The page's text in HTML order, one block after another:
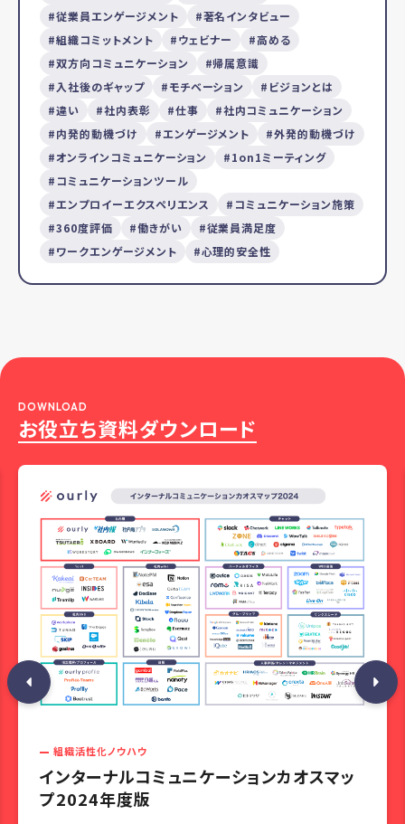
従業員エンゲージメント
著名インタビュー
組織コミットメント
ウェビナー
高める
双方向コミュニケーション
帰属意識
入社後のギャップ
モチベーション
ビジョンとは
違い
社内表彰 仕事
社内コミュニケーション
内発的動機づけ
エンゲージメント
外発的動機づけ
オンラインコミュニケーション
1on1ミーティング
コミュニケーションツール
エンプロイーエクスペリエンス
コミュニケーション施策
360度評価
働きがい
従業員満足度
ワークエンゲージメント
心理的安全性
お役立ち資料ダウンロード
DOWNLOAD
組織活性化ノウハウ
インターナルコミュニケーションカオスマッ
プ2024年度版